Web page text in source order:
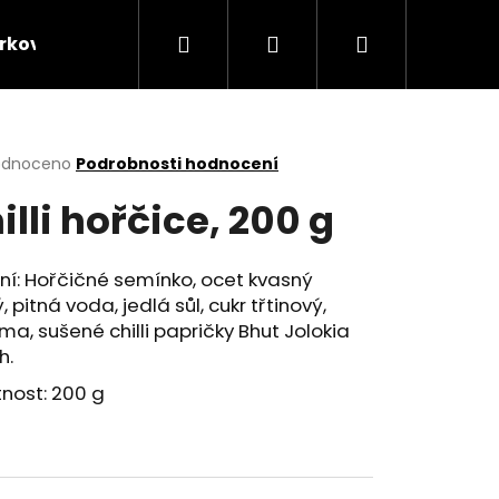
balíčky Kontakt Velkoobchodní
Hledat PřihlášeníNákupní
Podrobnosti hodnocení
hořčice, 200 g
Hořčičné semínko, ocet kvasný
pitná voda, jedlá sůl, cukr třtinový,
sušené chilli papričky Bhut Jolokia
200 g